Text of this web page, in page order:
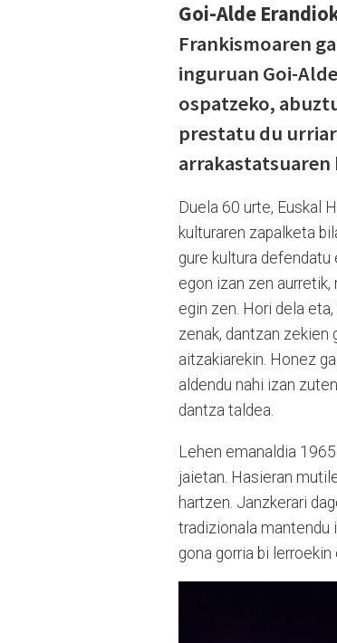
Goi-Alde
Frankismoaren
inguruan Goi-
ospatzeko,
prestatu du
arrakastatsuaren
Duela 60 urte, Euskal
kulturaren zapalketa
gure kultura
egon izan zen
egin zen. Hori dela
zenak, dantzan zekien
aitzakiarekin. Honez
aldendu nahi izan
dantza taldea.
Lehen emanaldia
jaietan. Hasieran
hartzen. Janzkerari
tradizionala mantendu
gona gorria bi